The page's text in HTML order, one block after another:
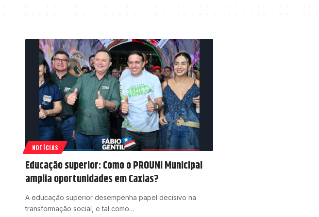
NOTÍCIAS
Educação superior: Como o PROUNI Municipal
amplia oportunidades em Caxias?
A educação superior desempenha papel decisivo na
transformação social, e tal como…